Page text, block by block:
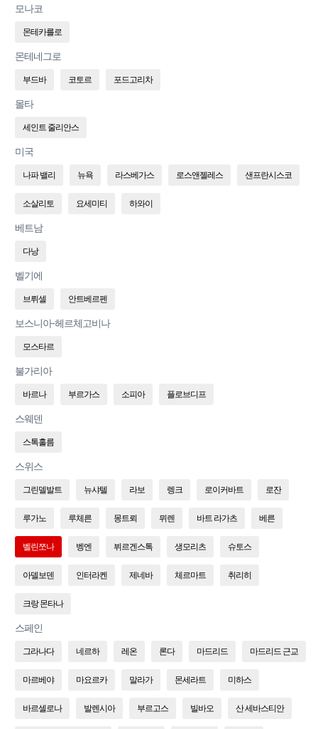
모나코
몬테카를로
몬테네그로
부드바 코토르 포드고리차
몰타
세인트 줄리안스
미국
나파 밸리 뉴욕 라스베가스 로스앤젤레스 샌프란시스코
소살리토 요세미티 하와이
베트남
다낭
벨기에
브뤼셀 안트베르펜
보스니아-헤르체고비나
모스타르
불가리아
바르나 부르가스 소피아 플로브디프
스웨덴
스톡홀름
스위스
그린델발트 뉴샤텔 라보 렝크 로이커바트 로잔
루가노 루체른 몽트뢰 뮈렌 바트 라가츠 베른
벨린쪼나 벵엔 뷔르겐스톡 생모리츠 슈토스
아델보덴 인터라켄 제네바 체르마트 취리히
크랑 몬타나
스페인
그라나다 네르하 레온 론다 마드리드 마드리드 근교
마르베야 마요르카 말라가 몬세라트 미하스
바르셀로나 발렌시아 부르고스 빌바오 산 세바스티안